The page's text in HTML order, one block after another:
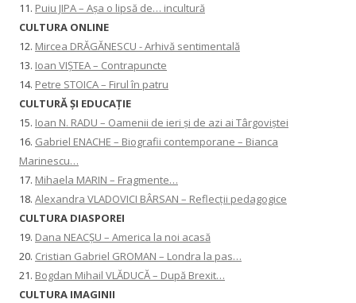
11. Puiu JIPA – Așa o lipsă de… incultură
CULTURA ONLINE
12. Mircea DRĂGĂNESCU - Arhivă sentimentală
13. Ioan VIȘTEA – Contrapuncte
14. Petre STOICA – Firul în patru
CULTURĂ ŞI EDUCAŢIE
15. Ioan N. RADU – Oamenii de ieri și de azi ai Târgoviștei
16. Gabriel ENACHE – Biografii contemporane – Bianca
Marinescu…
17. Mihaela MARIN – Fragmente…
18. Alexandra VLADOVICI BÂRSAN – Reflecții pedagogice
CULTURA DIASPOREI
19. Dana NEACȘU – America la noi acasă
20. Cristian Gabriel GROMAN – Londra la pas…
21. Bogdan Mihail VLĂDUCĂ – După Brexit…
CULTURA IMAGINII